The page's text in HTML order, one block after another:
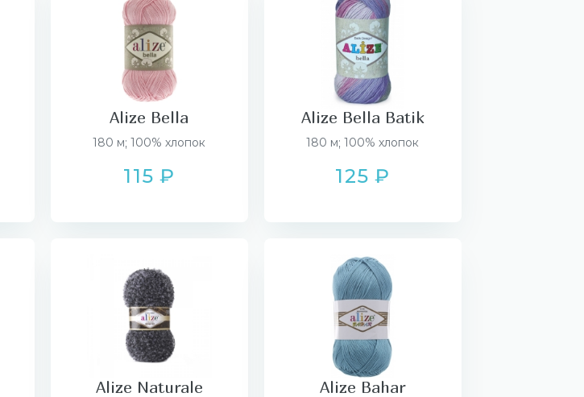
Alize Bella
180 м; 100% хлопок
115 ₽
Alize Bella Batik
180 м; 100% хлопок
125 ₽
Alize Naturale
Alize Bahar